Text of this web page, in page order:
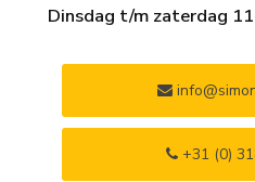
Dinsdag t/m zaterdag
+31 (0)